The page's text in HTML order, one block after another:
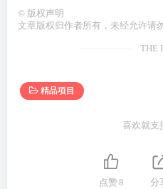
© 版权声明
文章版权归作者所有，未经允许请
THE
精品项目
喜欢就支
点赞8 分